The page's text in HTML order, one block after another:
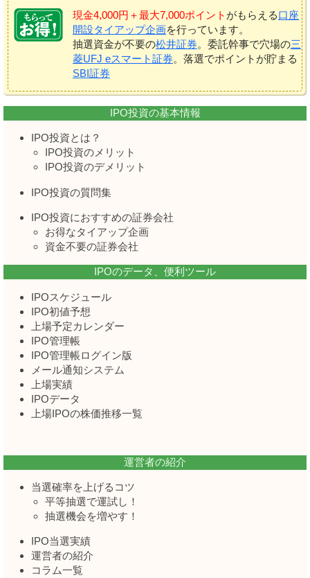
現金4,000円＋最大7,000ポイント がもらえる口座
開設タイアップ企画を行っています。
抽選資金が不要の松井証券。委託幹事で穴場の三
菱UFJ eスマート証券。落選でポイントが貯まる
SBI証券
IPO投資の基本情報
IPO投資とは？
IPO投資のメリット
IPO投資のデメリット
IPO投資の質問集
IPO投資におすすめの証券会社
お得なタイアップ企画
資金不要の証券会社
IPOのデータ、便利ツール
IPOスケジュール
IPO初値予想
上場予定カレンダー
IPO管理帳
IPO管理帳ログイン版
メール通知システム
上場実績
IPOデータ
上場IPOの株価推移一覧
運営者の紹介
当選確率を上げるコツ
平等抽選で運試し！
抽選機会を増やす！
IPO当選実績
運営者の紹介
コラム一覧